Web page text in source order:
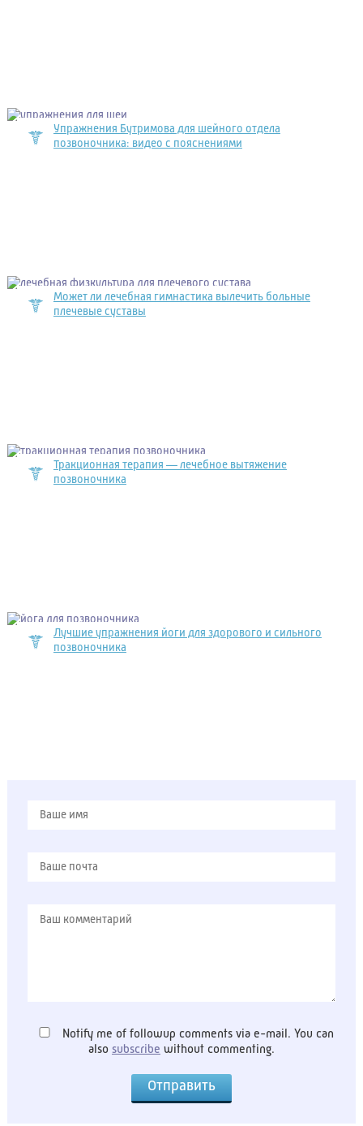
Упражнения Бутримова для шейного отдела
позвоночника: видео с пояснениями
Может ли лечебная гимнастика вылечить больные
плечевые суставы
Тракционная терапия — лечебное вытяжение
позвоночника
Лучшие упражнения йоги для здорового и сильного
позвоночника
Notify me of followup comments via e-mail. You can
also subscribe without commenting.